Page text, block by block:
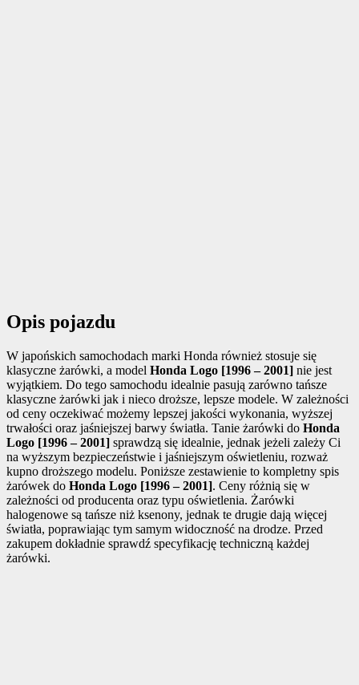
Opis pojazdu
W japońskich samochodach marki Honda również stosuje się
klasyczne żarówki, a model Honda Logo [1996 – 2001] nie jest
wyjątkiem. Do tego samochodu idealnie pasują zarówno tańsze
klasyczne żarówki jak i nieco droższe, lepsze modele. W zależności
od ceny oczekiwać możemy lepszej jakości wykonania, wyższej
trwałości oraz jaśniejszej barwy światła. Tanie żarówki do Honda
Logo [1996 – 2001] sprawdzą się idealnie, jednak jeżeli zależy Ci
na wyższym bezpieczeństwie i jaśniejszym oświetleniu, rozważ
kupno droższego modelu. Poniższe zestawienie to kompletny spis
żarówek do Honda Logo [1996 – 2001]. Ceny różnią się w
zależności od producenta oraz typu oświetlenia. Żarówki
halogenowe są tańsze niż ksenony, jednak te drugie dają więcej
światła, poprawiając tym samym widoczność na drodze. Przed
zakupem dokładnie sprawdź specyfikację techniczną każdej
żarówki.